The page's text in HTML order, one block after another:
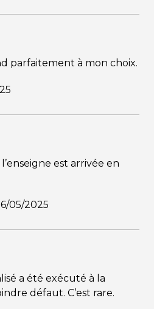
parfaitement à mon choix.
est arrivée en
05/2025
a été exécuté à la
défaut. C’est rare.